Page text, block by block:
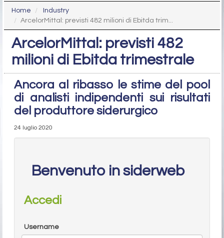
Home
Industry
ArcelorMittal: previsti 482 milioni di Ebitda trim...
ArcelorMittal: previsti 482
milioni di Ebitda trimestrale
Ancora al ribasso le stime del pool
di analisti indipendenti sui risultati
del produttore siderurgico
24 luglio 2020
Benvenuto in siderweb
Accedi
Username